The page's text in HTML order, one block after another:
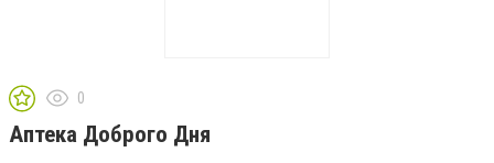
0
Аптека Доброго Дня